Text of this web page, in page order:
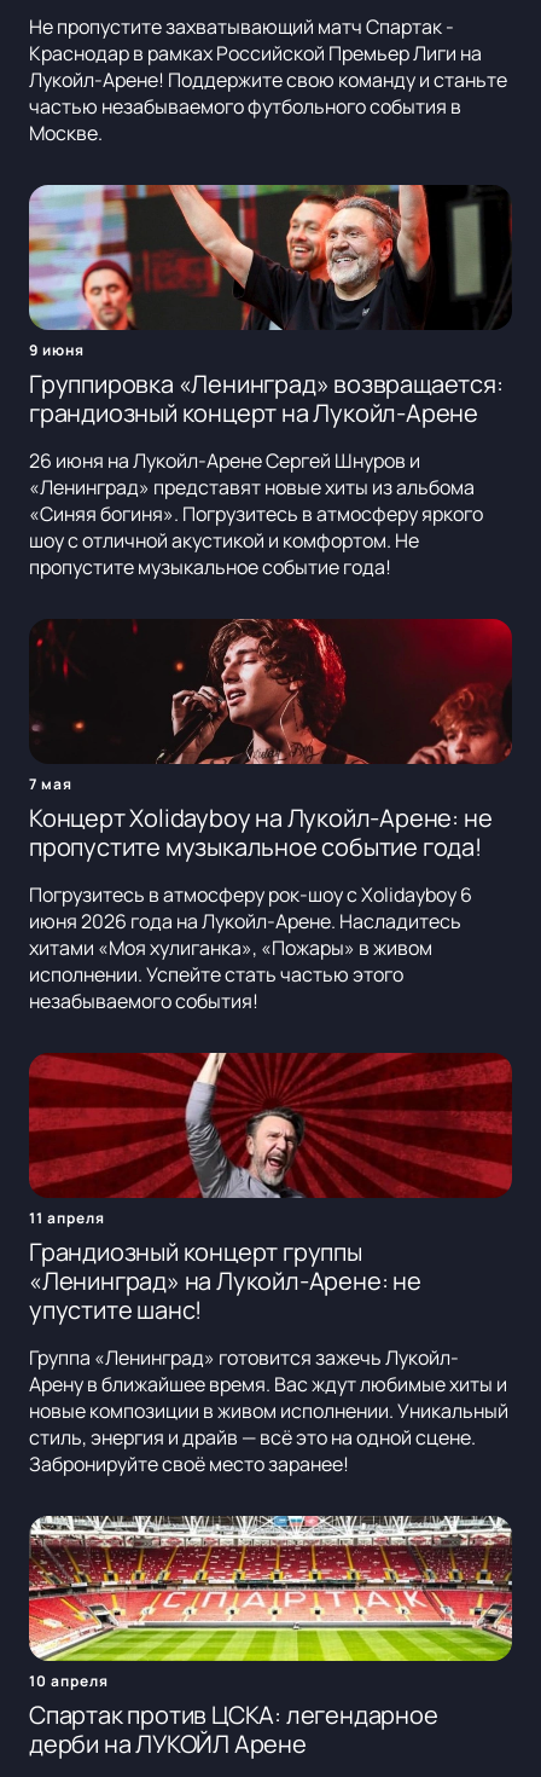
Не пропустите захватывающий матч Спартак -
Краснодар в рамках Российской Премьер Лиги на
Лукойл-Арене! Поддержите свою команду и станьте
частью незабываемого футбольного события в
Москве.
9 июня
Группировка «Ленинград» возвращается:
грандиозный концерт на Лукойл-Арене
26 июня на Лукойл-Арене Сергей Шнуров и
«Ленинград» представят новые хиты из альбома
«Синяя богиня». Погрузитесь в атмосферу яркого
шоу с отличной акустикой и комфортом. Не
пропустите музыкальное событие года!
7 мая
Концерт Xolidayboy на Лукойл-Арене: не
пропустите музыкальное событие года!
Погрузитесь в атмосферу рок-шоу с Xolidayboy 6
июня 2026 года на Лукойл-Арене. Насладитесь
хитами «Моя хулиганка», «Пожары» в живом
исполнении. Успейте стать частью этого
незабываемого события!
11 апреля
Грандиозный концерт группы
«Ленинград» на Лукойл-Арене: не
упустите шанс!
Группа «Ленинград» готовится зажечь Лукойл-
Арену в ближайшее время. Вас ждут любимые хиты и
новые композиции в живом исполнении. Уникальный
стиль, энергия и драйв — всё это на одной сцене.
Забронируйте своё место заранее!
10 апреля
Спартак против ЦСКА: легендарное
дерби на ЛУКОЙЛ Арене